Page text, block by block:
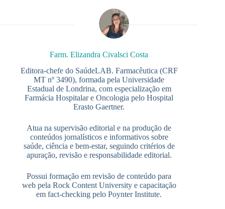
Farm. Elizandra Civalsci Costa
Editora-chefe do SaúdeLAB. Farmacêutica (CRF
MT nº 3490), formada pela Universidade
Estadual de Londrina, com especialização em
Farmácia Hospitalar e Oncologia pelo Hospital
Erasto Gaertner.
Atua na supervisão editorial e na produção de
conteúdos jornalísticos e informativos sobre
saúde, ciência e bem-estar, seguindo critérios de
apuração, revisão e responsabilidade editorial.
Possui formação em revisão de conteúdo para
web pela Rock Content University e capacitação
em fact-checking pelo Poynter Institute.